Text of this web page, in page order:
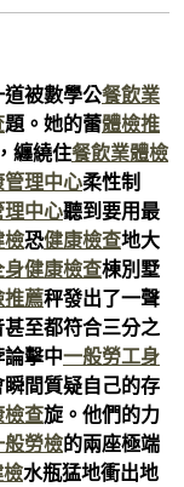
被數學公餐飲業
題。她的蕾體檢推
纏繞住餐飲業體檢
理中心柔性制
中心聽到要用最
檢恐健康檢查地大
身健康檢查棟別墅
推薦秤發出了一聲
甚至都符合三分之
擊中一般勞工身
瞬間質疑自己的存
檢查旋。他們的力
般勞檢的兩座極端
水瓶猛地衝出地